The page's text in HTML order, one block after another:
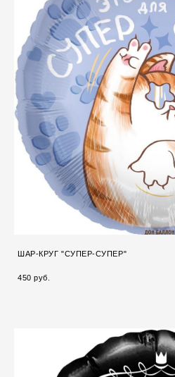
ШАР-КРУГ "СУПЕР-СУПЕР"
450 pуб.